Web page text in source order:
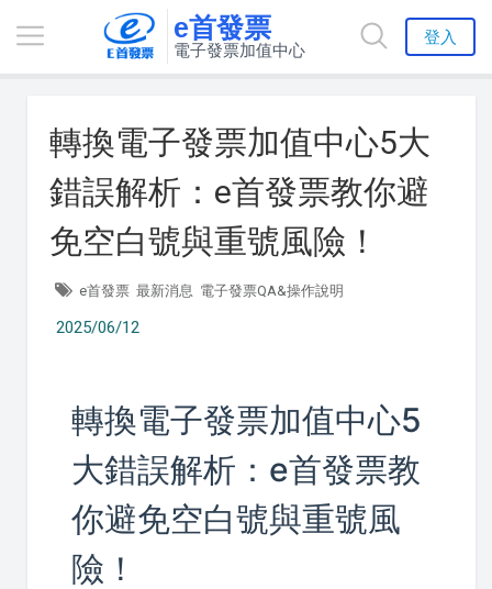
e首發票
電子發票加值中心
登入
轉換電子發票加值中心5大
錯誤解析：e首發票教你避
免空白號與重號風險！
e首發票 最新消息 電子發票QA&操作說明
2025/06/12
轉換電子發票加值中心5
大錯誤解析：e首發票教
你避免空白號與重號風
險！